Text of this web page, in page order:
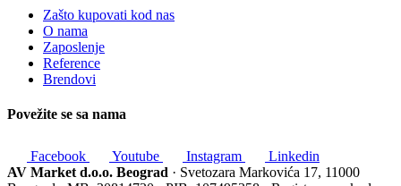
Zašto kupovati kod nas
O nama
Zaposlenje
Reference
Brendovi
Povežite se sa nama
Facebook Youtube Instagram
Linkedin
AV Market d.o.o. Beograd · Svetozara Markovića 17, 11000